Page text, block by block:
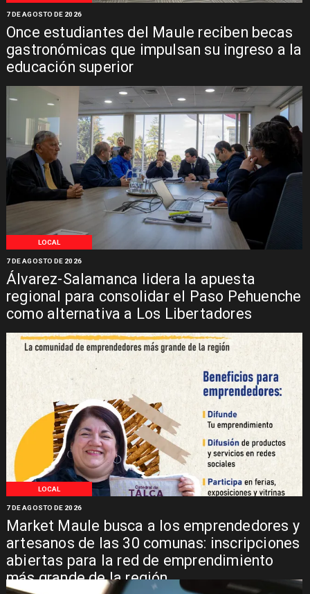
Once estudiantes del Maule reciben becas
gastronómicas que impulsan su ingreso a la
educación superior
7 DE AGOSTO DE 2026
LOCAL
Álvarez-Salamanca lidera la apuesta
regional para consolidar el Paso Pehuenche
como alternativa a Los Libertadores
7 DE AGOSTO DE 2026
LOCAL
Market Maule busca a los emprendedores y
artesanos de las 30 comunas: inscripciones
abiertas para la red de emprendimiento
más grande de la región
7 DE AGOSTO DE 2026